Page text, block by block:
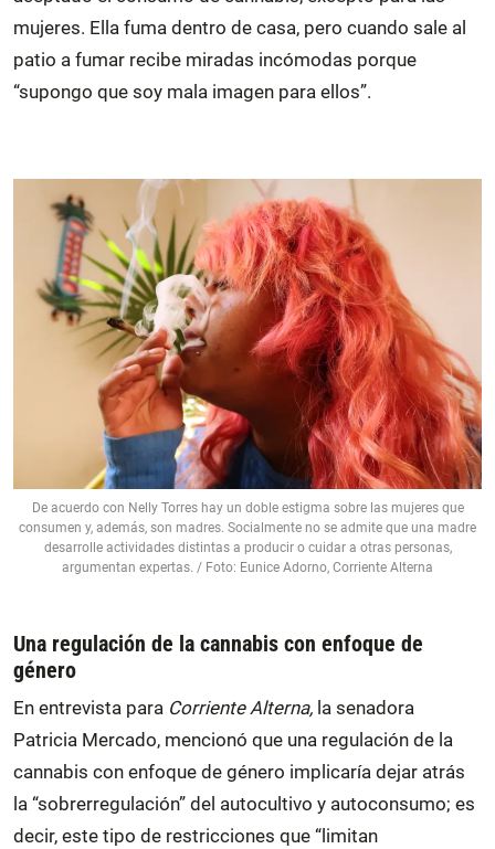
mujeres. Ella fuma dentro de casa, pero cuando sale al
patio a fumar recibe miradas incómodas porque
“supongo que soy mala imagen para ellos”.
De acuerdo con Nelly Torres hay un doble estigma sobre las mujeres que
consumen y, además, son madres. Socialmente no se admite que una madre
desarrolle actividades distintas a producir o cuidar a otras personas,
argumentan expertas. / Foto: Eunice Adorno, Corriente Alterna
Una regulación de la cannabis con enfoque de
género
En entrevista para Corriente Alterna, la senadora
Patricia Mercado, mencionó que una regulación de la
cannabis con enfoque de género implicaría dejar atrás
la “sobrerregulación” del autocultivo y autoconsumo; es
decir, este tipo de restricciones que “limitan